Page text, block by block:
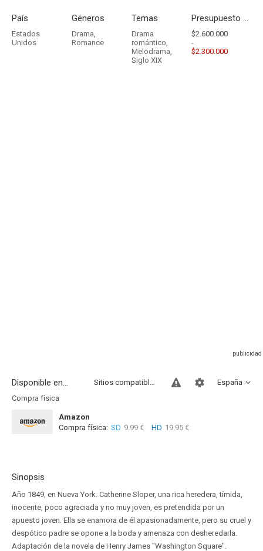
País
Estados
Unidos
Géneros
Drama,
Romance
Temas
Drama
romántico,
Melodrama,
Siglo XIX
Presupuesto - Ingresos
$2.600.000
-
$2.300.000
Disponible en... España
Sitios compatibles
Compra física
Amazon
Compra física: SD 9.99 € HD 19.95 €
Sinopsis
Año 1849, en Nueva York. Catherine Sloper, una rica heredera, tímida,
inocente, poco agraciada y no muy joven, es pretendida por un
apuesto joven. Ella se enamora de él apasionadamente, pero su cruel y
despótico padre se opone a la boda y amenaza con desheredarla.
Adaptación de la novela de Henry James "Washington Square".